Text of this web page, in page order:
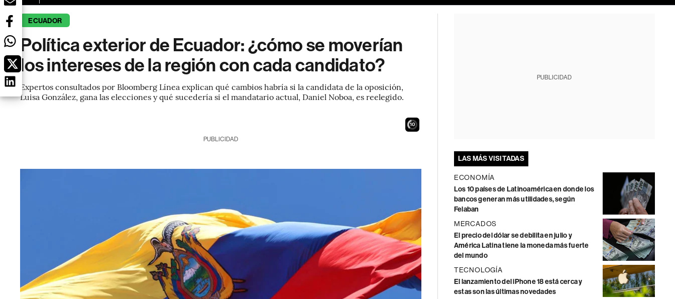
ECUADOR
Política exterior de Ecuador: ¿cómo se moverían
los intereses de la región con cada candidato?
Expertos consultados por Bloomberg Línea explican qué cambios habría si la candidata de la oposición,
Luisa González, gana las elecciones y qué sucedería si el mandatario actual, Daniel Noboa, es reelegido.
9
PUBLICIDAD
PUBLICIDAD
LAS MÁS VISITADAS
ECONOMÍA
Los 10 países de Latinoamérica en donde los
bancos generan más utilidades, según
Felaban
MERCADOS
El precio del dólar se debilita en julio y
América Latina tiene la moneda más fuerte
del mundo
TECNOLOGÍA
El lanzamiento del iPhone 18 está cerca y
estas son las últimas novedades